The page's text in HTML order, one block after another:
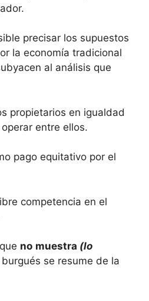
precisar los supuestos
la economía tradicional
al análisis que
propietarios en igualdad
entre ellos.
pago equitativo por el
competencia en el
no muestra (lo
se resume de la